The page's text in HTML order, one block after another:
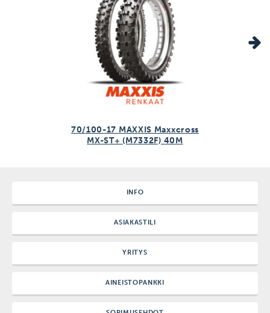
70/100-17 MAXXIS Maxxcross
MX-ST+ (M7332F) 40M
INFO
ASIAKASTILI
YRITYS
AINEISTOPANKKI